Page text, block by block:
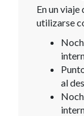
En un
utilizarse
al